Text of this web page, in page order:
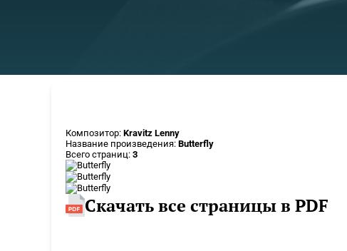
Композитор: Kravitz Lenny
Название произведения: Butterfly
Всего страниц: 3
Скачать все страницы в PDF